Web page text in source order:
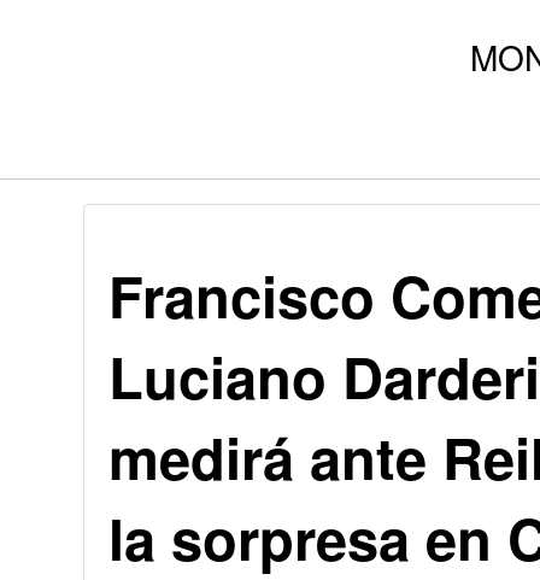
Francisco
Luciano
medirá ante
la sorpresa en